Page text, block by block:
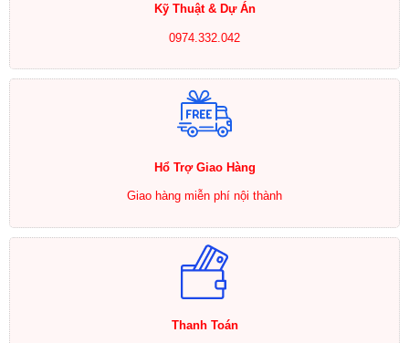
Kỹ Thuật & Dự Án
0974.332.042
Hổ Trợ Giao Hàng
Giao hàng miễn phí nội thành
Thanh Toán